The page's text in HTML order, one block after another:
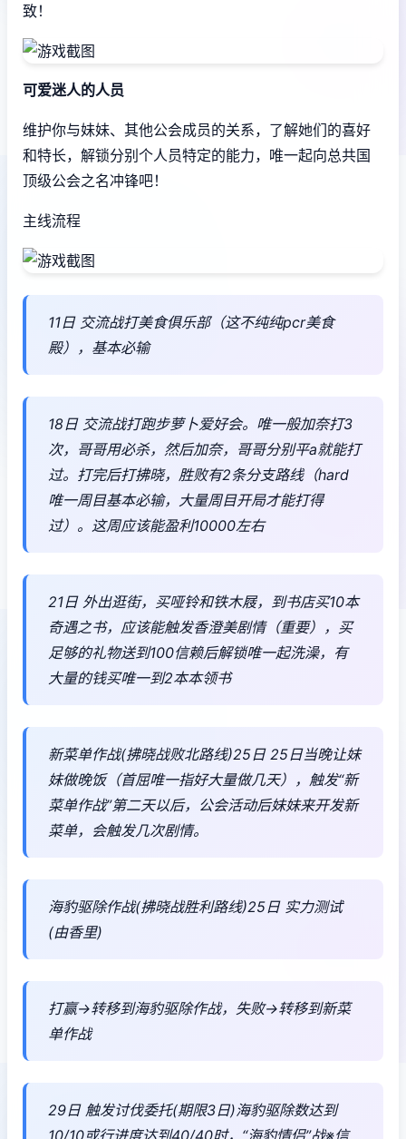
致！
可爱迷人的人员
维护你与妹妹、其他公会成员的关系，了解她们的喜好
和特长，解锁分别个人员特定的能力，唯一起向总共国
顶级公会之名冲锋吧！
主线流程
11日 交流战打美食俱乐部（这不纯纯pcr美食
殿），基本必输
18日 交流战打跑步萝卜爱好会。唯一般加奈打3
次，哥哥用必杀，然后加奈，哥哥分别平a就能打
过。打完后打拂晓，胜败有2条分支路线（hard
唯一周目基本必输，大量周目开局才能打得
过）。这周应该能盈利10000左右
21日 外出逛街，买哑铃和铁木屐，到书店买10本
奇遇之书，应该能触发香澄美剧情（重要），买
足够的礼物送到100信赖后解锁唯一起洗澡，有
大量的钱买唯一到2本本领书
新菜单作战(拂晓战败北路线)25日 25日当晚让妹
妹做晚饭（首屈唯一指好大量做几天），触发“新
菜单作战”第二天以后，公会活动后妹妹来开发新
菜单，会触发几次剧情。
海豹驱除作战(拂晓战胜利路线)25日 实力测试
(由香里)
打赢→转移到海豹驱除作战，失败→转移到新菜
单作战
29日 触发讨伐委托(期限3日)海豹驱除数达到
10/10或行进度达到40/40时，“海豹情侣”战※信